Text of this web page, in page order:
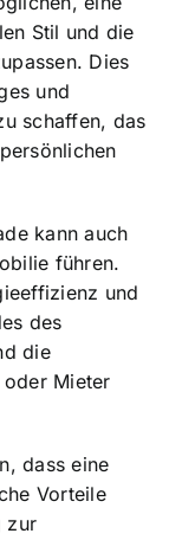
Stil und die
Dies
und
schaffen, das
kann auch
führen.
und
des
die
Mieter
dass eine
Vorteile
zur